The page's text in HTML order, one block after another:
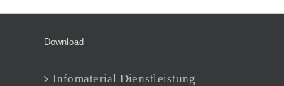
Download
Infomaterial Dienstleistung